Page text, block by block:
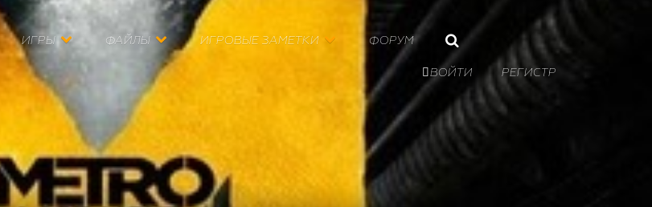
ИГРЫ ФАЙЛЫ ИГРОВЫЕ ЗАМЕТКИ ФОРУМ
 ВОЙТИ РЕГИСТР